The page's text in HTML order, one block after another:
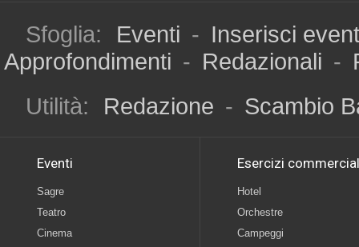
Sfoglia: Eventi - Inserisci
Approfondimenti - Redazionali -
Utilità:
Redazione - Scambio
Eventi
Sagre
Teatro
Cinema
Esercizi
Hotel
Orchestre
Campeggi